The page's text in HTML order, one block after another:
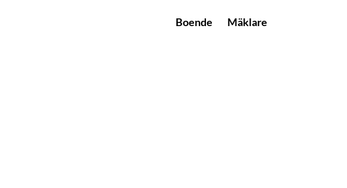
Boende Mäklare